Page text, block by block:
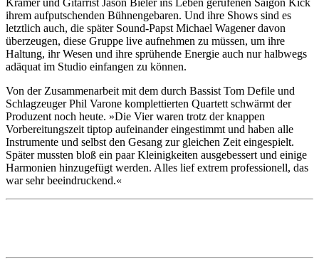
Kramer und Gitarrist Jason Bieler ins Leben gerufenen Saigon Kick
ihrem aufputschenden Bühnengebaren. Und ihre Shows sind es
letztlich auch, die später Sound-Papst Michael Wagener davon
überzeugen, diese Gruppe live aufnehmen zu müssen, um ihre
Haltung, ihr Wesen und ihre sprühende Energie auch nur halbwegs
adäquat im Studio einfangen zu können.
Von der Zusammenarbeit mit dem durch Bassist Tom Defile und
Schlagzeuger Phil Varone komplettierten Quartett schwärmt der
Produzent noch heute. »Die Vier waren trotz der knappen
Vorbereitungszeit tiptop aufeinander eingestimmt und haben alle
Instrumente und selbst den Gesang zur gleichen Zeit eingespielt.
Später mussten bloß ein paar Kleinigkeiten ausgebessert und einige
Harmonien hinzugefügt werden. Alles lief extrem professionell, das
war sehr beeindruckend.«